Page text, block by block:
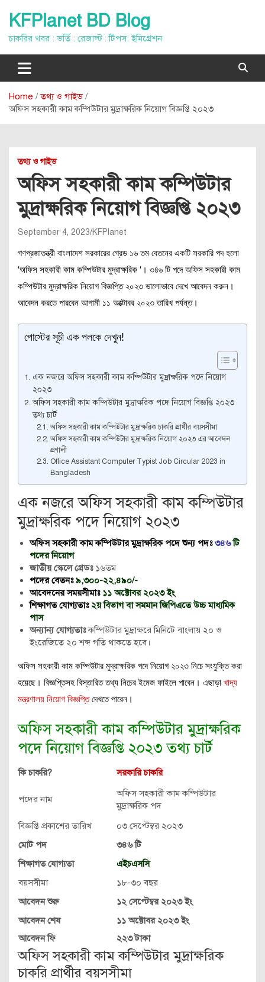
content
KFPlanet BD Blog
চাকরির খবর : ভর্তি : রেজাল্ট : টিপস: ইমিগ্রেশন
Home
তথ্য ও গাইড
অফিস সহকারী কাম কম্পিউটার মুদ্রাক্ষরিক নিয়োগ বিজ্ঞপ্তি ২০২৩
তথ্য ও গাইড
অফিস সহকারী কাম কম্পিউটার
মুদ্রাক্ষরিক নিয়োগ বিজ্ঞপ্তি ২০২৩
September 4, 2023 KFPlanet
গণপ্রজাতন্ত্রী বাংলাদেশ সরকারের গ্রেড ১৬ তম বেতনের একটি সরকারি পদ হলো
‘অফিস সহকারী কাম কম্পিউটার মুদ্রাক্ষরিক ‘। ৩৪৬ টি পদে অফিস সহকারী কাম
কম্পিউটার মুদ্রাক্ষরিক নিয়োগ বিজ্ঞপ্তি ২০২৩ ভালোভাবে দেখে আবেদন করুন।
আবেদন করতে পারবেন আগামী ১১ অক্টোবর ২০২৩ তারিখ পর্যন্ত।
পোস্টের সূচী এক পলকে দেখুন!
এক নজরে অফিস সহকারী কাম কম্পিউটার মুদ্রাক্ষরিক পদে নিয়োগ
২০২৩
অফিস সহকারী কাম কম্পিউটার মুদ্রাক্ষরিক পদে নিয়োগ বিজ্ঞপ্তি ২০২৩
তথ্য চার্ট
অফিস সহকারী কাম কম্পিউটার মুদ্রাক্ষরিক চাকরি প্রার্থীর বয়সসীমা
অফিস সহকারী কাম কম্পিউটার মুদ্রাক্ষরিক নিয়োগ ২০২৩ এর আবেদন
প্রণালী
Office Assistant Computer Typist Job Circular 2023 in
Bangladesh
এক নজরে অফিস সহকারী কাম কম্পিউটার
মুদ্রাক্ষরিক পদে নিয়োগ ২০২৩
অফিস সহকারী কাম কম্পিউটার মুদ্রাক্ষরিক পদেশুন্য পদঃ৩৪৬টি
পদের নিয়োগ
জাতীয় স্কেলে গ্রেডঃ১৬তম
পদের বেতনঃ৯,৩০০-২২,৪৯০/-
আবেদনের সময়সীমাঃ ১১ অক্টোবর ২০২৩ ইং
শিক্ষাগত যোগ্যতাঃ ২য় বিভাগ বা সমমান জিপিএতে উচ্চ মাধ্যমিক
পাস
অন্যান্য যোগ্যতাঃকম্পিউটার মুদ্রাক্ষরে মিনিটে বাংলায় ২০ ও
ইংরেজিতে ২০ শব্দ গতি থাকতে হবে।
অফিস সহকারী কাম কম্পিউটার মুদ্রাক্ষরিক পদে নিয়োগ ২০২৩ নিচে সংযুক্তি করা
হয়েছে। বিজ্ঞপ্তিসহ বিস্তারিত তথ্য নিচের ইমেজ ফাইলে পাবেন। এছাড়া খাদ্য
মন্ত্রণালয় নিয়োগ বিজ্ঞপ্তিদেখতে পারেন।
অফিস সহকারী কাম কম্পিউটার মুদ্রাক্ষরিক
পদে নিয়োগ বিজ্ঞপ্তি ২০২৩ তথ্য চার্ট
কি চাকরি? সরকারি চাকরি
পদের নাম
অফিস সহকারী কাম কম্পিউটার
মুদ্রাক্ষরিক পদ
বিজ্ঞপ্তি প্রকাশের তারিখ
০৩ সেপ্টেম্বর ২০২৩
মোট পদ
৩৪৬ টি
শিক্ষাগত যোগ্যতা
এইচএসসি
বয়সসীমা
১৮-৩০ বছর
আবেদন শুরু
১২ সেপ্টেম্বর ২০২৩ ইং
আবেদন শেষ
১১ অক্টোবর ২০২৩ ইং
আবেদন ফি
২২৩ টাকা
অফিস সহকারী কাম কম্পিউটার মুদ্রাক্ষরিক
চাকরি প্রার্থীর বয়সসীমা